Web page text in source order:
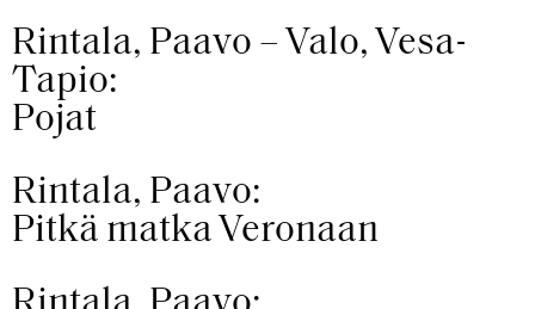
Rintala, Paavo – Valo, Vesa-
Tapio:
Pojat
Rintala, Paavo:
Pitkä matka Veronaan